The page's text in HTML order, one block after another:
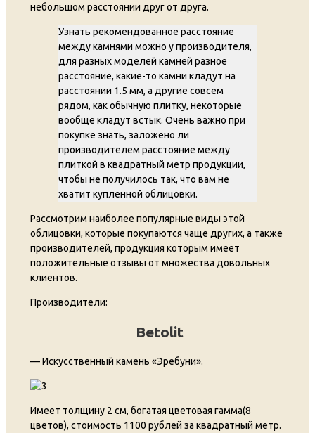
небольшом расстоянии друг от друга.
Узнать рекомендованное расстояние
между камнями можно у производителя,
для разных моделей камней разное
расстояние, какие-то камни кладут на
расстоянии 1.5 мм, а другие совсем
рядом, как обычную плитку, некоторые
вообще кладут встык. Очень важно при
покупке знать, заложено ли
производителем расстояние между
плиткой в квадратный метр продукции,
чтобы не получилось так, что вам не
хватит купленной облицовки.
Рассмотрим наиболее популярные виды этой
облицовки, которые покупаются чаще других, а также
производителей, продукция которым имеет
положительные отзывы от множества довольных
клиентов.
Производители:
Betolit
— Искусственный камень «Эребуни».
Имеет толщину 2 см, богатая цветовая гамма(8
цветов), стоимость 1100 рублей за квадратный метр.